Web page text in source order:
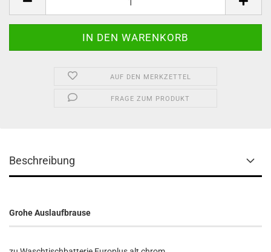
AUF DEN MERKZETTEL
FRAGE ZUM PRODUKT
Beschreibung
Grohe Auslaufbrause